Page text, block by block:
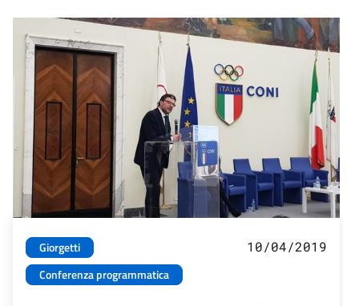
Giorgetti
Conferenza programmatica
10/04/2019